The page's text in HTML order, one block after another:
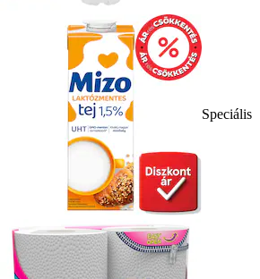
Speciális